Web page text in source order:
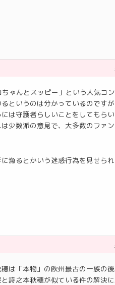
ゃんとスッピー」という人気コ
というのは分かっているのですが
は守護者らしいことをしてもら
少数派の意見で、大多数のファン
漁るとかいう迷惑行為を見せら
は「本物」の欧州最古の一族の
詩之本秋穂が似ている件の解決